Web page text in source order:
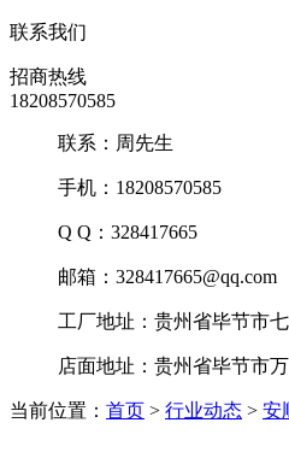
联系我们
招商热线
18208570585
联系：周先生
手机：18208570585
Q Q：328417665
邮箱：328417665@qq.com
工厂地址：贵州省毕节市
店面地址：贵州省毕节市
当前位置： 首页 > 行业动态 > 安